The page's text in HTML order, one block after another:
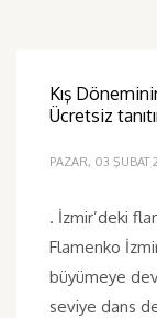
Kış
Ücretsiz
PAZAR, 03 ŞUBAT
. İzmir’deki
Flamenko
büyümeye
seviye dans